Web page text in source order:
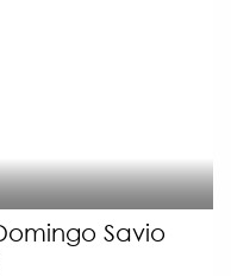
Savio